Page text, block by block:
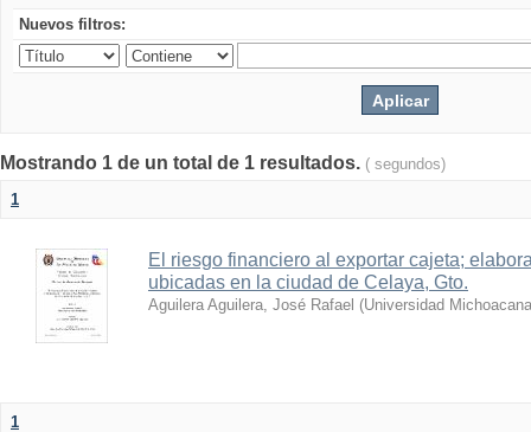
Nuevos filtros:
Mostrando 1 de un total de 1 resultados. ( segundos)
1
El riesgo financiero al exportar cajeta;
ubicadas en la ciudad de Celaya, Gto.
Aguilera Aguilera, José Rafael (Universidad
1